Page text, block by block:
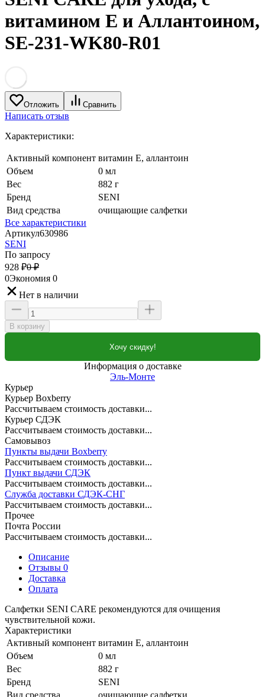
витамином Е и Аллантоином,
SE-231-WK80-R01
Отложить Сравнить
Написать отзыв
Характеристики:
Активный компонент витамин Е, аллантоин
Объем
0 мл
Вес
882 г
Бренд
SENI
Вид средства
очищающие салфетки
Все характеристики
Артикул630986
SENI
По запросу
928 ₽0 ₽
0Экономия 0
Нет в наличии
В корзину
Хочу скидку!
Информация о доставке
Эль-Монте
Курьер
Курьер Boxberry
Рассчитываем стоимость доставки...
Курьер СДЭК
Рассчитываем стоимость доставки...
Самовывоз
Пункты выдачи Boxberry
Рассчитываем стоимость доставки...
Пункт выдачи СДЭК
Рассчитываем стоимость доставки...
Служба доставки СДЭК-СНГ
Рассчитываем стоимость доставки...
Прочее
Почта России
Рассчитываем стоимость доставки...
Описание
Отзывы 0
Доставка
Оплата
Салфетки SENI CARE рекомендуются для очищения
чувствительной кожи.
Характеристики
Активный компонент витамин Е, аллантоин
Объем
0 мл
Вес
882 г
Бренд
SENI